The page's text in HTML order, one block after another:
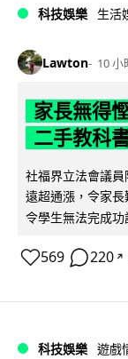
科技娛樂 生活
Lawton 10 小
家長無得
二手教科
社福界立法會議
遠超通漲，令家
令學生無法完成
569 220 ↗
科技娛樂 遊戲